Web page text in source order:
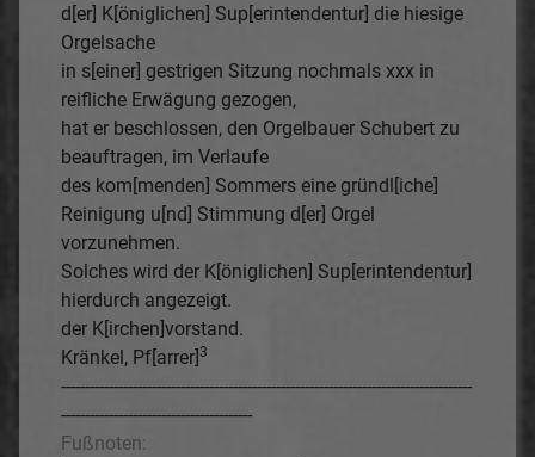
d[er] K[öniglichen] Sup[erintendentur] die hiesige
Orgelsache
in s[einer] gestrigen Sitzung nochmals xxx in
reifliche Erwägung gezogen,
hat er beschlossen, den Orgelbauer Schubert zu
beauftragen, im Verlaufe
des kom[menden] Sommers eine gründl[iche]
Reinigung u[nd] Stimmung d[er] Orgel
vorzunehmen.
Solches wird der K[öniglichen] Sup[erintendentur]
hierdurch angezeigt.
der K[irchen]vorstand.
Kränkel, Pf[arrer] 3
--------------------------------------------------------------------------------------
----------------------------------------
Fußnoten: